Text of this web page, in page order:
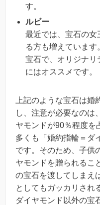
す。
ルビー
最近では、宝石の女
る方も増えていま
宝石で、オリジナリ
にはオススメです。
上記のような宝石は
し、注意が必要なのは
ヤモンドが90％程度を
多くも「婚約指輪＝ダ
です。そのため、子供
ヤモンドを贈られる
の宝石を渡してしまえ
としてもガッカリされ
ダイヤモンド以外の宝